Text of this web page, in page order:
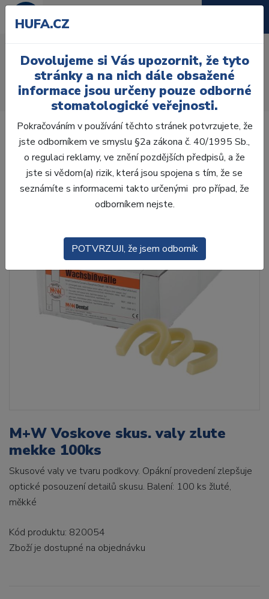
Úvod Laboratoř
Vosková modelace
Skusové vosky
M+W Voskove skus. valy zlute mekke 100ks
M+W Voskove skus. valy zlute
mekke 100ks
Skusové valy ve tvaru podkovy. Opákní provedení zlepšuje
optické posouzení detailů skusu. Balení: 100 ks žluté,
měkké
Kód produktu: 820054
Zboží je dostupné na objednávku
HUFA.CZ
Dovolujeme si Vás upozornit, že tyto
stránky a na nich dále obsažené
informace jsou určeny pouze odborné
stomatologické veřejnosti.
Pokračováním v používání těchto stránek potvrzujete, že
jste odborníkem ve smyslu §2a zákona č. 40/1995 Sb.,
o regulaci reklamy, ve znění pozdějších předpisů, a že
jste si vědom(a) rizik, která jsou spojena s tím, že se
seznámíte s informacemi takto určenými pro případ, že
odborníkem nejste.
POTVRZUJI, že jsem odborník